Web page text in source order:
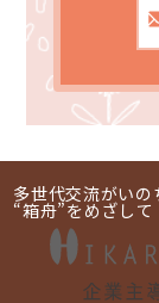
多世代交流がいの
“箱舟”をめざして